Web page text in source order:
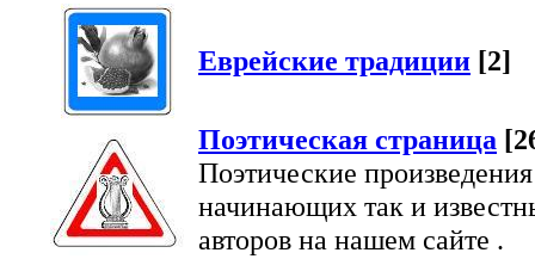
Еврейские традиции [2]
Поэтическая страница
Поэтические
начинающих так и
авторов на нашем сайте .